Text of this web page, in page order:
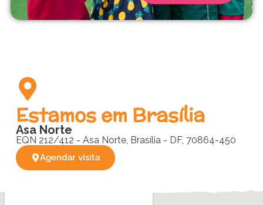
Estamos em Brasília
Asa Norte
EQN 212/412 - Asa Norte, Brasília - DF, 70864-450
Agendar visita